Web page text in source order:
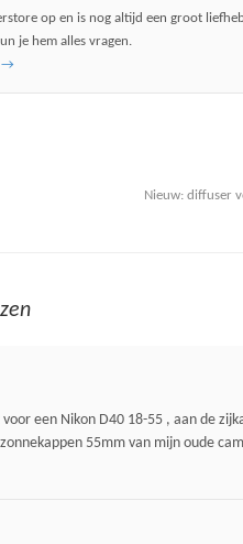
op en is nog altijd een groot
je hem alles vragen.
→
Nieuw: diffuser
een Nikon D40 18-55 , aan de
55mm van mijn oude